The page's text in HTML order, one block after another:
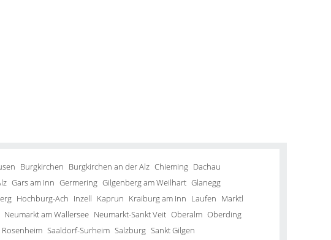
Burgkirchen Burgkirchen an der Alz Chieming Dachau
Gars am Inn Germering Gilgenberg am Weilhart Glanegg
Hochburg-Ach Inzell Kaprun Kraiburg am Inn Laufen Marktl
Neumarkt am Wallersee Neumarkt-Sankt Veit Oberalm Oberding
Rosenheim Saaldorf-Surheim Salzburg Sankt Gilgen